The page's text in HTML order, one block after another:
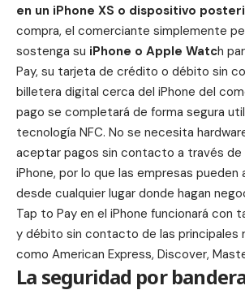
en un iPhone XS o dispositivo
compra, el comerciante simplemente
sostenga su iPhone o Apple Watch
Pay, su tarjeta de crédito o débito sin
billetera digital cerca del iPhone del
pago se completará de forma segura
tecnología NFC. No se necesita
aceptar pagos sin contacto a través de
iPhone, por lo que las empresas
desde cualquier lugar donde hagan
Tap to Pay en el iPhone funcionará con
y débito sin contacto de las principales
como American Express, Discover,
La seguridad por